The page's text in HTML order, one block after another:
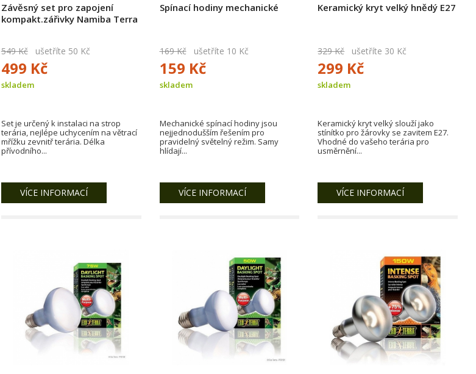
Závěsný set pro zapojení
kompakt.zářivky Namiba Terra
549 Kčušetříte 50 Kč
499 Kč
skladem
Set je určený k instalaci na strop
terária, nejlépe uchycením na větrací
mřížku zevnitř terária. Délka
přívodního...
VÍCE INFORMACÍ
Spínací hodiny mechanické
169 Kčušetříte 10 Kč
159 Kč
skladem
Mechanické spínací hodiny jsou
nejjednodušším řešením pro
pravidelný světelný režim. Samy
hlídají...
VÍCE INFORMACÍ
Keramický kryt velký hnědý E27
329 Kčušetříte 30 Kč
299 Kč
skladem
Keramický kryt velký slouží jako
stínítko pro žárovky se zavitem E27.
Vhodné do vašeho terária pro
usměrnění...
VÍCE INFORMACÍ